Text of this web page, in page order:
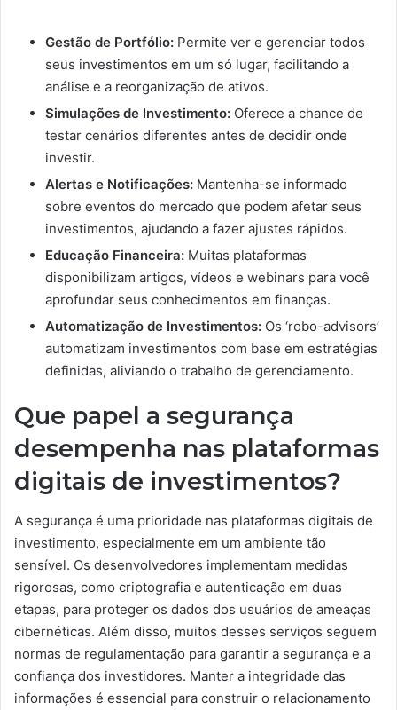
Gestão de Portfólio: Permite ver e gerenciar todos
seus investimentos em um só lugar, facilitando a
análise e a reorganização de ativos.
Simulações de Investimento: Oferece a chance de
testar cenários diferentes antes de decidir onde
investir.
Alertas e Notificações: Mantenha-se informado
sobre eventos do mercado que podem afetar seus
investimentos, ajudando a fazer ajustes rápidos.
Educação Financeira: Muitas plataformas
disponibilizam artigos, vídeos e webinars para você
aprofundar seus conhecimentos em finanças.
Automatização de Investimentos: Os ‘robo-advisors’
automatizam investimentos com base em estratégias
definidas, aliviando o trabalho de gerenciamento.
Que papel a segurança
desempenha nas plataformas
digitais de investimentos?
A segurança é uma prioridade nas plataformas digitais de
investimento, especialmente em um ambiente tão
sensível. Os desenvolvedores implementam medidas
rigorosas, como criptografia e autenticação em duas
etapas, para proteger os dados dos usuários de ameaças
cibernéticas. Além disso, muitos desses serviços seguem
normas de regulamentação para garantir a segurança e a
confiança dos investidores. Manter a integridade das
informações é essencial para construir o relacionamento